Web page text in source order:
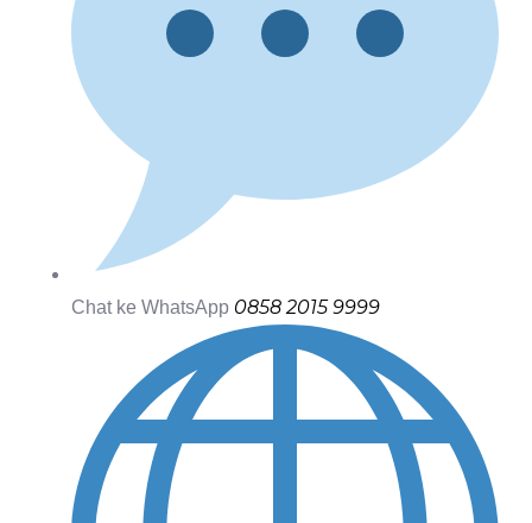
Chat ke WhatsApp 0858 2015 9999